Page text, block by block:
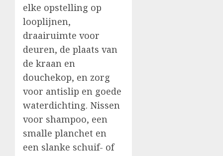
elke opstelling op
looplijnen,
draairuimte voor
deuren, de plaats van
de kraan en
douchekop, en zorg
voor antislip en goede
waterdichting. Nissen
voor shampoo, een
smalle planchet en
een slanke schuif- of